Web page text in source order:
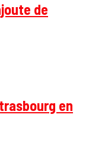
de
en